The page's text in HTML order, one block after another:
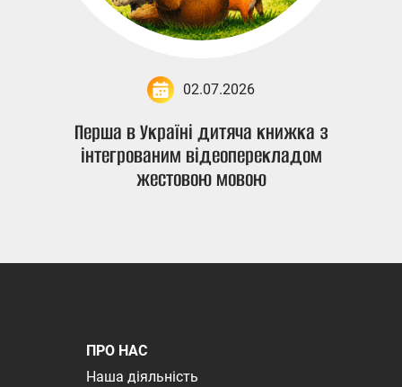
02.07.2026
Перша в Україні дитяча книжка з
інтегрованим відеоперекладом
жестовою мовою
ПРО НАС
Наша діяльність